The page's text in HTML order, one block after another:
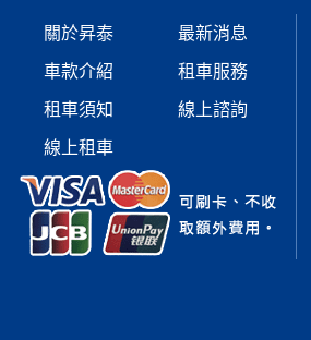
關於昇泰 最新消息
車款介紹 租車服務
租車須知 線上諮詢
線上租車